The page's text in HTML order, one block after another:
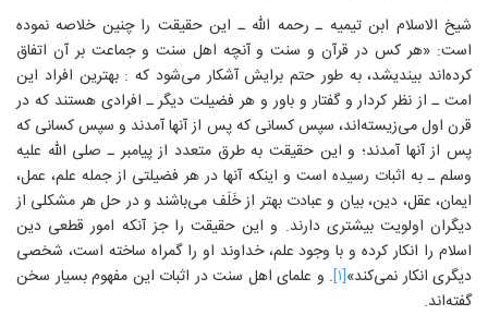
شیخ الاسلام ابن تیمیه ـ رحمه الله ـ این حقیقت را چنین خلاصه نموده
است: «هر کس در قرآن و سنت و آنچه اهل سنت و جماعت بر آن اتفاق
کرده‌اند بیندیشد، به طور حتم برایش آشکار می‌شود که : بهترین افراد این
امت ـ از نظر کردار و گفتار و باور و هر فضیلت دیگر ـ افرادی هستند که در
قرن اول می‌زیسته‌اند، سپس کسانی که پس از آنها آمدند و سپس کسانی که
پس از آنها آمدند؛ و این حقیقت به طرق متعدد از پیامبر ـ صلی الله علیه
وسلم ـ به اثبات رسیده است و اینکه آنها در هر فضیلتی از جمله علم، عمل،
ایمان، عقل، دین، بیان و عبادت بهتر از خَلَف می‌باشند و در حل هر مشکلی از
دیگران اولویت بیشتری دارند. و این حقیقت را جز آنکه امور قطعی دین
اسلام را انکار کرده و با وجود علم، خداوند او را گمراه‌ ساخته است، شخصی
دیگری انکار نمی‌کند»[۱] . و علمای اهل سنت در اثبات این مفهوم بسیار سخن
گفته‌اند.